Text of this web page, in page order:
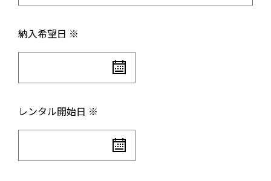
納入希望日 ※
レンタル開始日 ※